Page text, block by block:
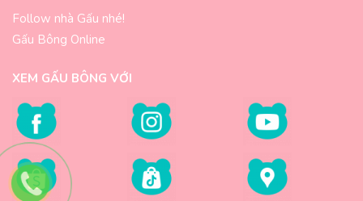
Follow nhà Gấu nhé!
Gấu Bông Online
XEM GẤU BÔNG VỚI